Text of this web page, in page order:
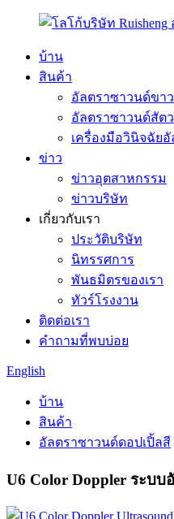
บ้าน
สินค้า
อัลตราซาวนด์ขา
อัลตราซาวนด์สัต
เครื่องมือวินิจฉัย
ข่าว
ข่าวอุตสาหกรรม
ข่าวบริษัท
เกี่ยวกับเรา
ประวัติบริษัท
นิทรรศการ
พันธมิตรของเรา
ทัวร์โรงงาน
ติดต่อเรา
คำถามที่พบบ่อย
English
บ้าน
สินค้า
อัลตราซาวนด์ดอปเปิ้ลสี
U6 Color Doppler ระบ